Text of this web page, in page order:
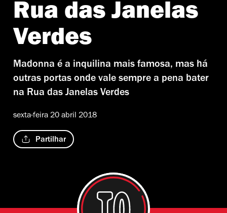
Rua das Janelas
Verdes
Madonna é a inquilina mais famosa, mas há
outras portas onde vale sempre a pena bater
na Rua das Janelas Verdes
sexta-feira 20 abril 2018
Partilhar